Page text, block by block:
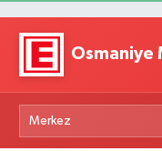
Osmaniye